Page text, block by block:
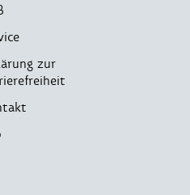
zur